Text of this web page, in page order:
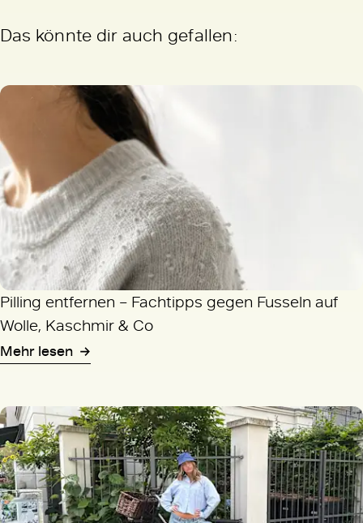
Das könnte dir auch gefallen:
Pilling entfernen – Fachtipps gegen Fusseln auf
Wolle, Kaschmir & Co
Mehr lesen